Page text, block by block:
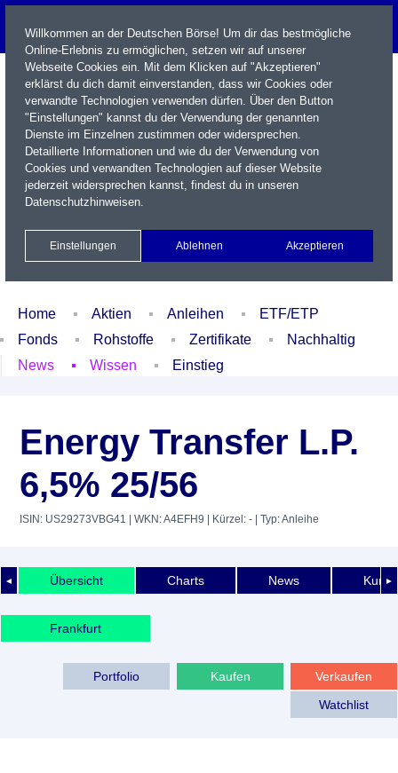
Name / WKN / ISIN / Kürzel
Xetra Realtime
Watchlist Portfolio Login
Home Aktien Anleihen
ETF/ETP
Fonds
Rohstoffe Zertifikate
Nachhaltig
News
Wissen Einstieg
Energy Transfer L.P.
6,5% 25/56
ISIN: US29273VBG41 | WKN: A4EFH9 | Kürzel: - | Typ: Anleihe
◄ ►
Übersicht Charts News
Frankfurt
Verkaufen
Kaufen
Portfolio
Watchlist
Willkommen an der Deutschen Börse! Um dir das bestmögliche
Online-Erlebnis zu ermöglichen, setzen wir auf unserer
Webseite Cookies ein. Mit dem Klicken auf "Akzeptieren"
erklärst du dich damit einverstanden, dass wir Cookies oder
verwandte Technologien verwenden dürfen. Über den Button
"Einstellungen" kannst du der Verwendung der genannten
Dienste im Einzelnen zustimmen oder widersprechen.
Detaillierte Informationen und wie du der Verwendung von
Cookies und verwandten Technologien auf dieser Website
jederzeit widersprechen kannst, findest du in unseren
Datenschutzhinweisen.
Einstellungen Ablehnen Akzeptieren